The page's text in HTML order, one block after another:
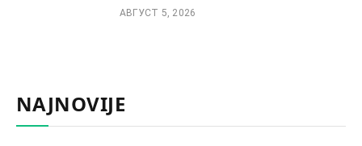
АВГУСТ 5, 2026
NAJNOVIJE